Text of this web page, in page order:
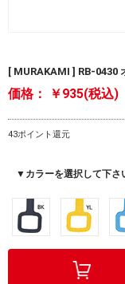
[ MURAKAMI ] RB-0430
価格： ￥935(税込)
43ポイント還元
▼カラーを選択して下さ